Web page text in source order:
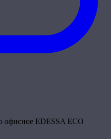
офисное EDESSA ECO